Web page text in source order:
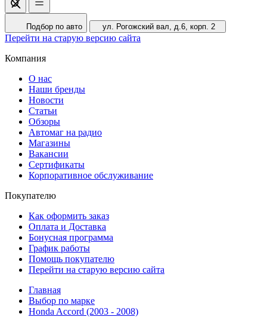
Подбор по авто ул. Рогожский вал, д.6, корп. 2
Перейти на старую версию сайта
Компания
О нас
Наши бренды
Новости
Статьи
Обзоры
Автомаг на радио
Магазины
Вакансии
Сертификаты
Корпоративное обслуживание
Покупателю
Как оформить заказ
Оплата и Доставка
Бонусная программа
График работы
Помощь покупателю
Перейти на старую версию сайта
Главная
Выбор по марке
Honda Accord (2003 - 2008)